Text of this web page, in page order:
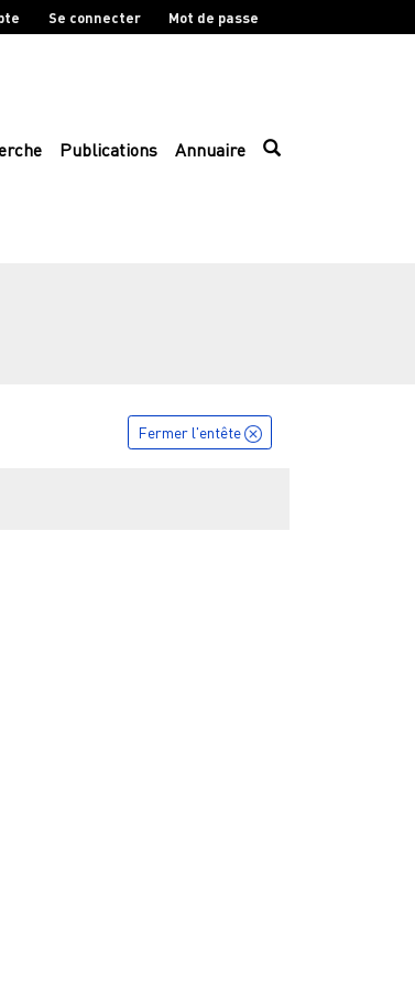
Se connecter Mot de passe
Publications Annuaire
Fermer l'entête